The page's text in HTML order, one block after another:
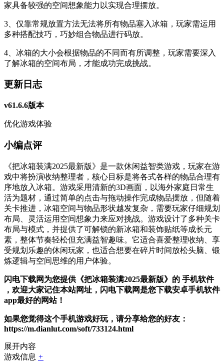
家具备较强的空间想象能力以实现合理摆放。
3、仅靠常规放置方法无法将所有物品塞入冰箱，玩家需运用
多种搭配技巧，巧妙组合物品进行码放。
4、冰箱的大小会根据物品的不同而有所调整，玩家需要深入
了解冰箱的空间布局，才能成功完成挑战。
更新日志
v61.6.6版本
优化游戏体验
小编点评
《把冰箱装满2025最新版》是一款休闲益智类游戏，玩家在游
戏中将扮演收纳整理者，核心目标是将各式各样的物品合理有
序地放入冰箱。游戏采用清新的3D画面，以海外家庭日常生
活为题材，通过简单的点击与拖动操作完成物品摆放，但随着
关卡推进，冰箱空间与物品形状越发复杂，需要玩家仔细规划
布局、灵活运用空间想象力来应对挑战。游戏设计了多种关卡
布局与模式，并提供了可解锁的新冰箱和装饰贴纸等成长元
素，整体节奏轻松但充满益智趣味。它适合喜爱整理收纳、享
受规划乐趣的休闲玩家，也适合想要在碎片时间放松头脑、锻
炼逻辑与空间思维的用户体验。
闪电下载网为您提供《把冰箱装满2025最新版》的 手机软件
，欢迎大家记住本站网址，闪电下载网是您下载安卓手机软件
app最好的网站！
如果您觉得这个手机游戏好玩，请分享给您的好友：
https://m.dianlut.com/soft/733124.html
展开内容
游戏信息 +